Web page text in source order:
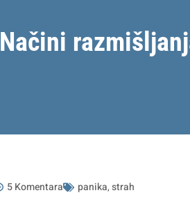
Načini
5 Komentara panika,strah